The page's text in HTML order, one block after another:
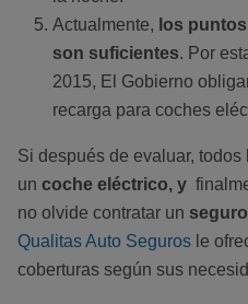
Actualmente, los
son suficientes. Por
2015, El Gobierno
recarga para coches
Si después de evaluar,
un coche eléctrico, y
no olvide contratar un
Qualitas Auto Seguros le
coberturas según sus